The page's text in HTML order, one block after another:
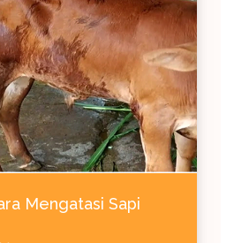
Mengatasi Sapi